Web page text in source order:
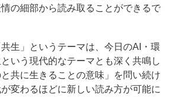
の細部から読み取ることができるで
生」というテーマは、今日のAI・環
いう現代的なテーマとも深く共鳴し
共に生きることの意味」を問い続け
変わるほどに新しい読み方が可能に